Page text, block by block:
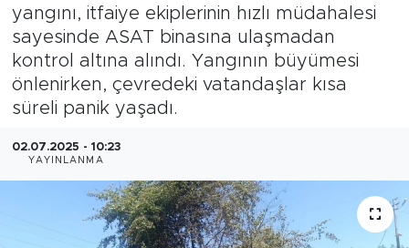
yangını, itfaiye ekiplerinin hızlı müdahalesi
sayesinde ASAT binasına ulaşmadan
kontrol altına alındı. Yangının büyümesi
önlenirken, çevredeki vatandaşlar kısa
süreli panik yaşadı.
02.07.2025 - 10:23
YAYINLANMA